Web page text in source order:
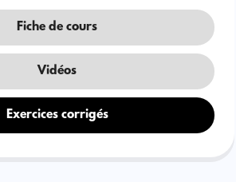
Fiche de cours
Vidéos
Exercices corrigés